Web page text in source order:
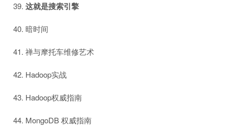
这就是搜索引擎
暗时间
禅与摩托车维修艺术
Hadoop实战
Hadoop权威指南
MongoDB 权威指南